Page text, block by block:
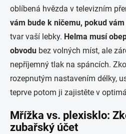
oblíbená hvězda v televizním
vám bude k ničemu, pokud
tvar vaší lebky. Helma musí
obvodu bez volných míst, ale
nepříjemný tlak na spáncích.
rozepnutým nastavením délky,
teprve potom ji zajistěte v
Mřížka vs. plexisklo:
zubařský účet